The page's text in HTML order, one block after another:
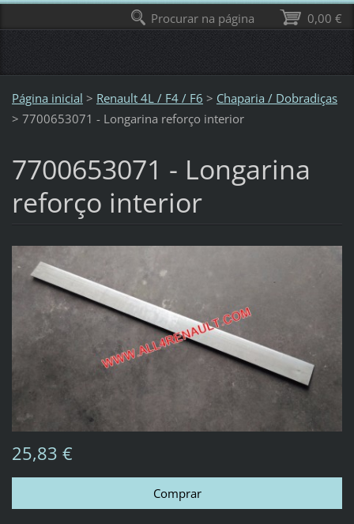
Página inicial > Renault 4L / F4 / F6 > Chaparia / Dobradiças
> 7700653071 - Longarina reforço interior
7700653071 - Longarina
reforço interior
25,83 €
0,00 €
Procurar na página